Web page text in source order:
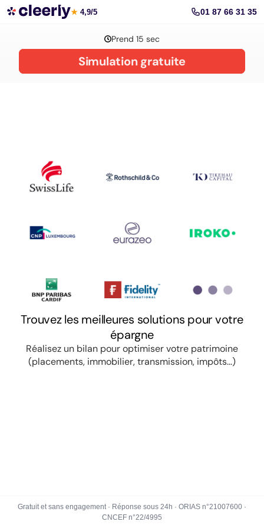
La gestion de patrimoine avec Cleerly
★ 4,9/5 01 87 66 31 35
Gratuit et sans engagement · Réponse sous 24h · ORIAS n°21007600 ·
CNCEF n°22/4995